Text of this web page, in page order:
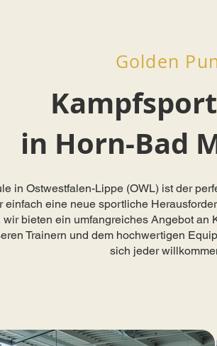
Golden
in Horn-Bad
in Ostwestfalen-Lippe (OWL) ist der
eine neue sportliche
wir bieten ein umfangreiches Angebot
Trainern und dem hochwertigen
sich jeder